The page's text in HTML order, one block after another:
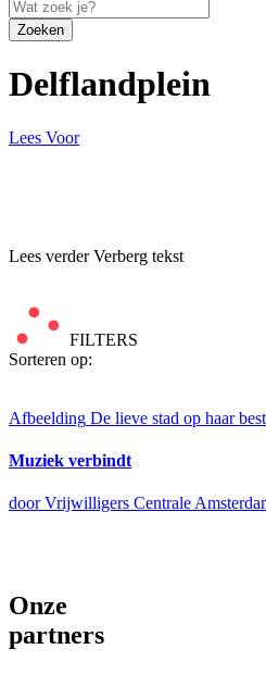
Zoeken
Delflandplein
Lees Voor
Lees verderVerberg tekst
FILTERS
Sorteren op:
Afbeelding De lieve stad op haar best
Muziek verbindt
door Vrijwilligers Centrale
Onze
partners